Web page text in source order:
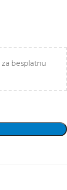
za besplatnu